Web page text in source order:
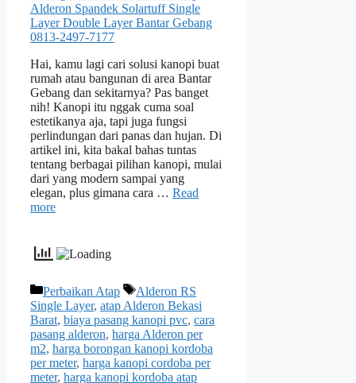
Hai, kamu lagi cari solusi kanopi buat
rumah atau bangunan di area Bantar
Gebang dan sekitarnya? Pas banget
nih! Kanopi itu nggak cuma soal
estetikanya aja, tapi juga fungsi
perlindungan dari panas dan hujan. Di
artikel ini, kita bakal bahas tuntas
tentang berbagai pilihan kanopi, mulai
dari yang modern sampai yang
elegan, plus gimana cara … Read
more
Categories
Perbaikan Atap Tags
Alderon RS
Single Layer, atap Alderon Bekasi
Barat, biaya pasang kanopi pvc, cara
pasang alderon, harga Alderon per
m2, harga borongan kanopi kordoba
per meter, harga kanopi cordoba per
meter, harga kanopi kordoba atap